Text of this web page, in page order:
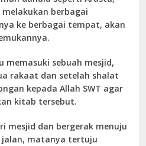
berbagai
ke berbagai tempat, akan
memasuki sebuah mesjid,
rakaat dan setelah shalat
kepada Allah SWT agar
kitab tersebut.
mesjid dan bergerak menuju
jalan, matanya tertuju